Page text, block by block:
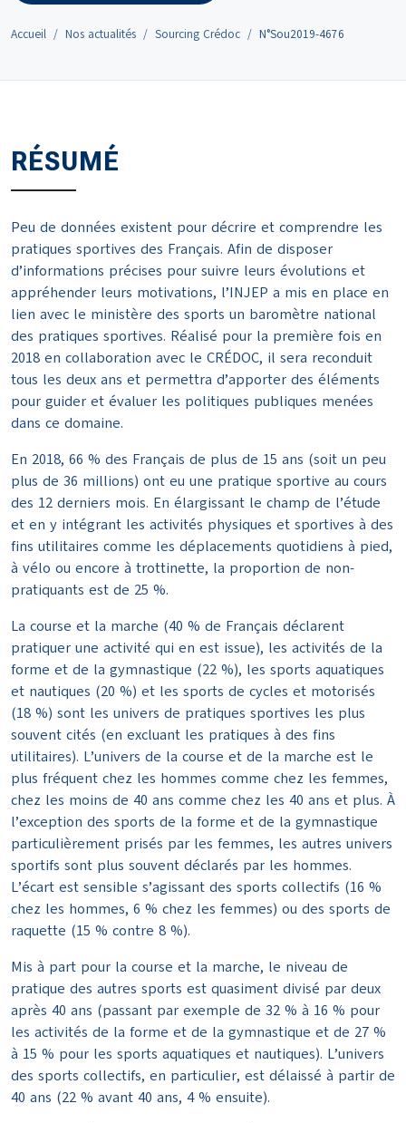
Accueil Nos actualités Sourcing Crédoc N°Sou2019-4676
RÉSUMÉ
Peu de données existent pour décrire et comprendre les
pratiques sportives des Français. Afin de disposer
d’informations précises pour suivre leurs évolutions et
appréhender leurs motivations, l’INJEP a mis en place en
lien avec le ministère des sports un baromètre national
des pratiques sportives. Réalisé pour la première fois en
2018 en collaboration avec le CRÉDOC, il sera reconduit
tous les deux ans et permettra d’apporter des éléments
pour guider et évaluer les politiques publiques menées
dans ce domaine.
En 2018, 66 % des Français de plus de 15 ans (soit un peu
plus de 36 millions) ont eu une pratique sportive au cours
des 12 derniers mois. En élargissant le champ de l’étude
et en y intégrant les activités physiques et sportives à des
fins utilitaires comme les déplacements quotidiens à pied,
à vélo ou encore à trottinette, la proportion de non-
pratiquants est de 25 %.
La course et la marche (40 % de Français déclarent
pratiquer une activité qui en est issue), les activités de la
forme et de la gymnastique (22 %), les sports aquatiques
et nautiques (20 %) et les sports de cycles et motorisés
(18 %) sont les univers de pratiques sportives les plus
souvent cités (en excluant les pratiques à des fins
utilitaires). L’univers de la course et de la marche est le
plus fréquent chez les hommes comme chez les femmes,
chez les moins de 40 ans comme chez les 40 ans et plus. À
l’exception des sports de la forme et de la gymnastique
particulièrement prisés par les femmes, les autres univers
sportifs sont plus souvent déclarés par les hommes.
L’écart est sensible s’agissant des sports collectifs (16 %
chez les hommes, 6 % chez les femmes) ou des sports de
raquette (15 % contre 8 %).
Mis à part pour la course et la marche, le niveau de
pratique des autres sports est quasiment divisé par deux
après 40 ans (passant par exemple de 32 % à 16 % pour
les activités de la forme et de la gymnastique et de 27 %
à 15 % pour les sports aquatiques et nautiques). L’univers
des sports collectifs, en particulier, est délaissé à partir de
40 ans (22 % avant 40 ans, 4 % ensuite).